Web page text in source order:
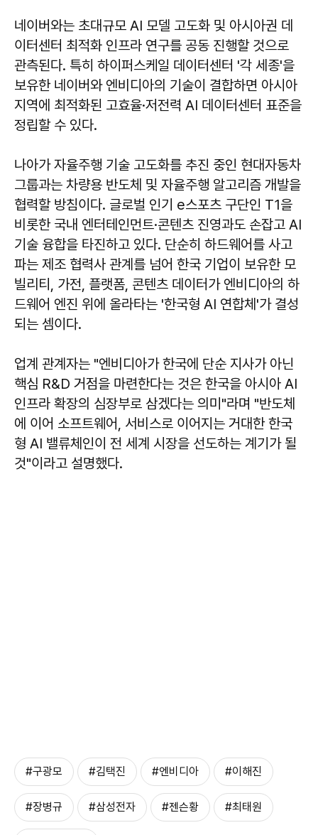
네이버와는 초대규모 AI 모델 고도화 및 아시아권 데
이터센터 최적화 인프라 연구를 공동 진행할 것으로
관측된다. 특히 하이퍼스케일 데이터센터 '각 세종'을
보유한 네이버와 엔비디아의 기술이 결합하면 아시아
지역에 최적화된 고효율·저전력 AI 데이터센터 표준을
정립할 수 있다.
나아가 자율주행 기술 고도화를 추진 중인 현대자동차
그룹과는 차량용 반도체 및 자율주행 알고리즘 개발을
협력할 방침이다. 글로벌 인기 e스포츠 구단인 T1을
비롯한 국내 엔터테인먼트·콘텐츠 진영과도 손잡고 AI
기술 융합을 타진하고 있다. 단순히 하드웨어를 사고
파는 제조 협력사 관계를 넘어 한국 기업이 보유한 모
빌리티, 가전, 플랫폼, 콘텐츠 데이터가 엔비디아의 하
드웨어 엔진 위에 올라타는 '한국형 AI 연합체'가 결성
되는 셈이다.
업계 관계자는 "엔비디아가 한국에 단순 지사가 아닌
핵심 R&D 거점을 마련한다는 것은 한국을 아시아 AI
인프라 확장의 심장부로 삼겠다는 의미"라며 "반도체
에 이어 소프트웨어, 서비스로 이어지는 거대한 한국
형 AI 밸류체인이 전 세계 시장을 선도하는 계기가 될
것"이라고 설명했다.
#구광모 #김택진 #엔비디아 #이해진
#장병규 #삼성전자 #젠슨황 #최태원